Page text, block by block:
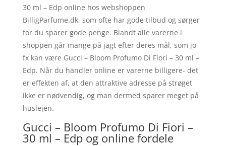
30 ml – Edp online hos webshoppen
BilligParfume.dk, som ofte har gode tilbud og sørger
for du sparer gode penge. Blandt alle varerne i
shoppen går mange på jagt efter deres mål, som jo
fx kan være Gucci – Bloom Profumo Di Fiori – 30 ml –
Edp. Når du handler online er varerne billigere- det
er effekten af, at den attraktive adresse på strøget
ikke er nødvendig, og man dermed sparer meget på
huslejen.
Gucci – Bloom Profumo Di Fiori –
30 ml – Edp og online fordele